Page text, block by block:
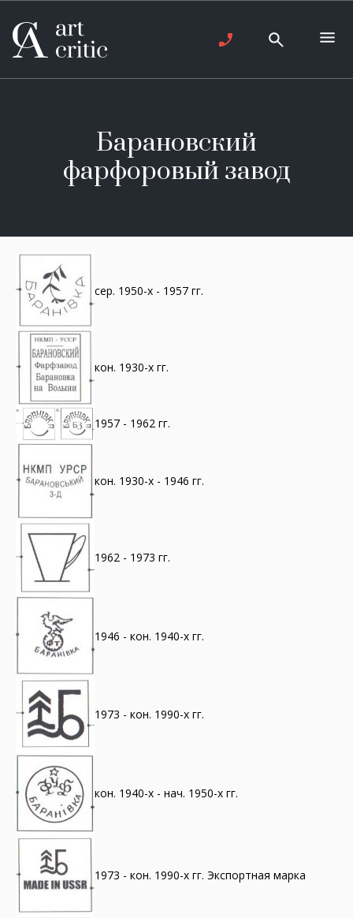
Барановский
фарфоровый завод
сер. 1950-х - 1957 гг.
кон. 1930-х гг.
1957 - 1962 гг.
кон. 1930-х - 1946 гг.
1962 - 1973 гг.
1946 - кон. 1940-х гг.
1973 - кон. 1990-х гг.
кон. 1940-х - нач. 1950-х гг.
1973 - кон. 1990-х гг. Экспортная марка